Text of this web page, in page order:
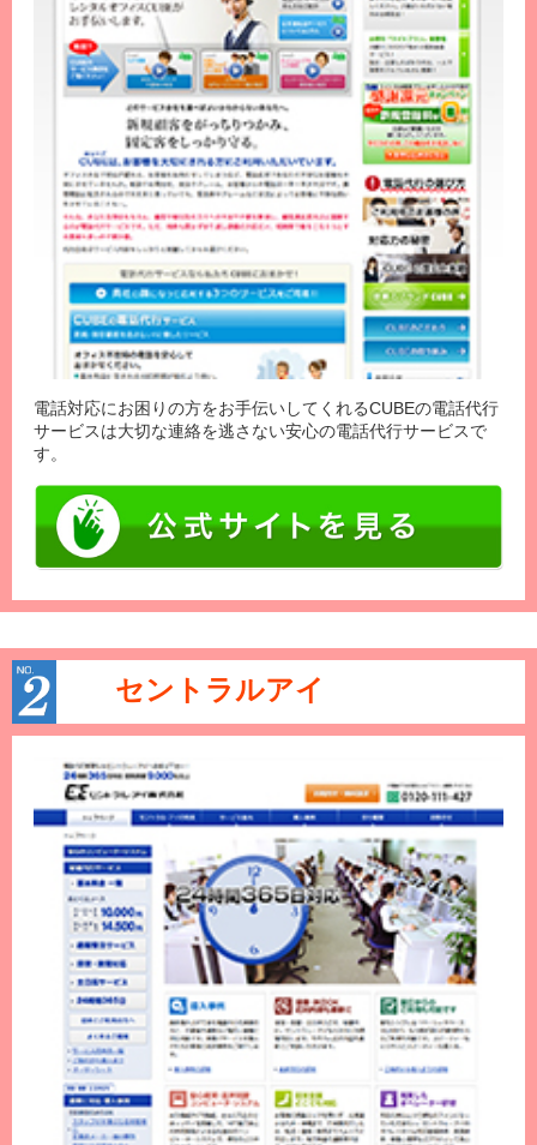
電話対応にお困りの方をお手伝いしてくれるCUBEの電話代行
サービスは大切な連絡を逃さない安心の電話代行サービスで
す。
セントラルアイ